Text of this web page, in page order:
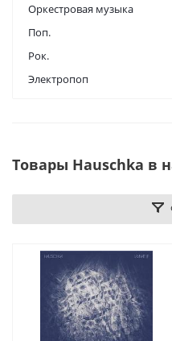
Оркестровая музыка
Поп.
Рок.
Электропоп
Товары Hauschka в